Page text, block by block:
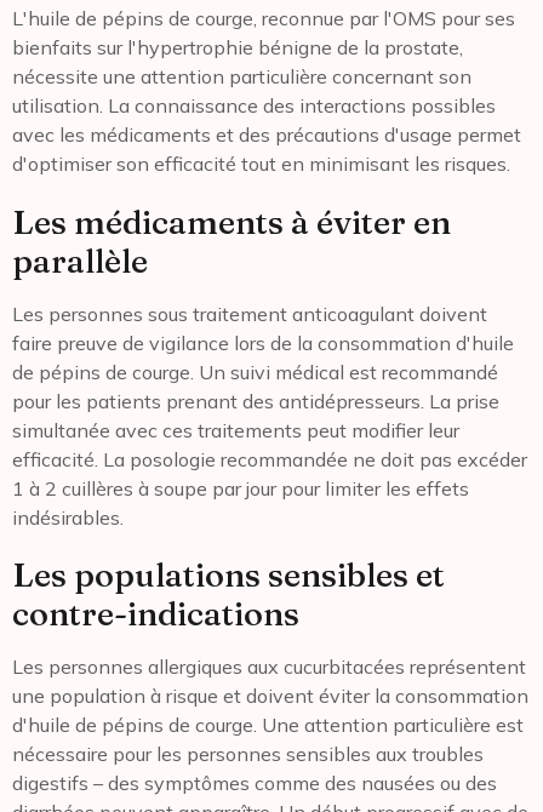
L'huile de pépins de courge, reconnue par l'OMS pour ses
bienfaits sur l'hypertrophie bénigne de la prostate,
nécessite une attention particulière concernant son
utilisation. La connaissance des interactions possibles
avec les médicaments et des précautions d'usage permet
d'optimiser son efficacité tout en minimisant les risques.
Les médicaments à éviter en
parallèle
Les personnes sous traitement anticoagulant doivent
faire preuve de vigilance lors de la consommation d'huile
de pépins de courge. Un suivi médical est recommandé
pour les patients prenant des antidépresseurs. La prise
simultanée avec ces traitements peut modifier leur
efficacité. La posologie recommandée ne doit pas excéder
1 à 2 cuillères à soupe par jour pour limiter les effets
indésirables.
Les populations sensibles et
contre-indications
Les personnes allergiques aux cucurbitacées représentent
une population à risque et doivent éviter la consommation
d'huile de pépins de courge. Une attention particulière est
nécessaire pour les personnes sensibles aux troubles
digestifs – des symptômes comme des nausées ou des